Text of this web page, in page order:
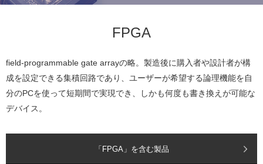
FPGA
field-programmable gate arrayの略。製造後に購入者や設計者が構
成を設定できる集積回路であり、ユーザーが希望する論理機能を自
分のPCを使って短期間で実現でき、しかも何度も書き換えが可能な
デバイス。
「FPGA」を含む製品